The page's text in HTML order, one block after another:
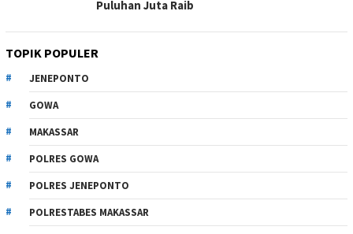
Puluhan Juta Raib
TOPIK POPULER
JENEPONTO
GOWA
MAKASSAR
POLRES GOWA
POLRES JENEPONTO
POLRESTABES MAKASSAR